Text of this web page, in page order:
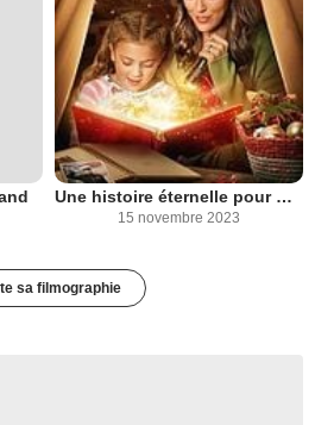
Une histoire éternelle pour Noël
15 novembre 2023
sa filmographie